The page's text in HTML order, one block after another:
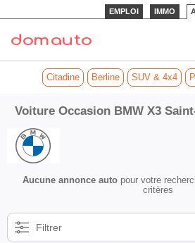
EMPLOI IMMO
Citadine Berline SUV & 4x4
Voiture Occasion BMW X3
Aucune annonce autopour votre
critères
Filtrer